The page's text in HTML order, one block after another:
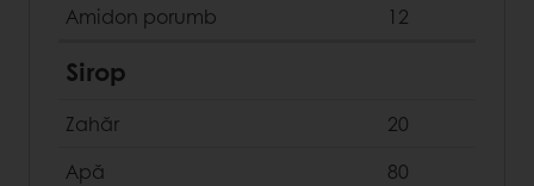
Amidon porumb
12
Sirop
Zahăr
20
Apă
80